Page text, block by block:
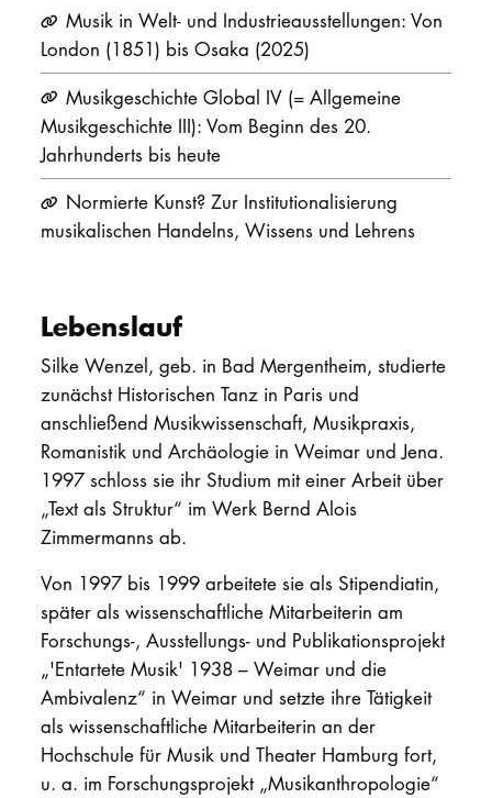
Musik in Welt- und Industrieausstellungen: Von
London (1851) bis Osaka (2025)
Musikgeschichte Global IV (= Allgemeine
Musikgeschichte III): Vom Beginn des 20.
Jahrhunderts bis heute
Normierte Kunst? Zur Institutionalisierung
musikalischen Handelns, Wissens und Lehrens
Lebenslauf
Silke Wenzel, geb. in Bad Mergentheim, studierte
zunächst Historischen Tanz in Paris und
anschließend Musikwissenschaft, Musikpraxis,
Romanistik und Archäologie in Weimar und Jena.
1997 schloss sie ihr Studium mit einer Arbeit über
„Text als Struktur“ im Werk Bernd Alois
Zimmermanns ab.
Von 1997 bis 1999 arbeitete sie als Stipendiatin,
später als wissenschaftliche Mitarbeiterin am
Forschungs-, Ausstellungs- und Publikationsprojekt
„'Entartete Musik' 1938 – Weimar und die
Ambivalenz“ in Weimar und setzte ihre Tätigkeit
als wissenschaftliche Mitarbeiterin an der
Hochschule für Musik und Theater Hamburg fort,
u. a. im Forschungsprojekt „Musikanthropologie“